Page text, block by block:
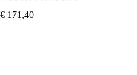
€ 171,40